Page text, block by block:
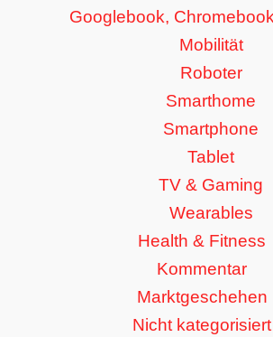
Googlebook,
Mobilität
Roboter
Smarthome
Smartphone
Tablet
TV & Gaming
Wearables
Health & Fitness
Kommentar
Marktgeschehen
Nicht kategorisiert